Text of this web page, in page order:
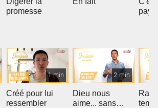
promesse
paye
1 min
Créé pour lui
ressembler
2 min
Dieu nous
aime... sans